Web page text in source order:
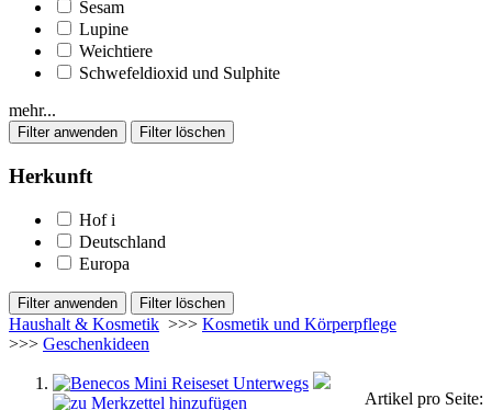
Sesam
Lupine
Weichtiere
Schwefeldioxid und Sulphite
mehr...
Herkunft
Hof i
Deutschland
Europa
Haushalt & Kosmetik >>> Kosmetik und Körperpflege
>>> Geschenkideen
Artikel pro Seite: